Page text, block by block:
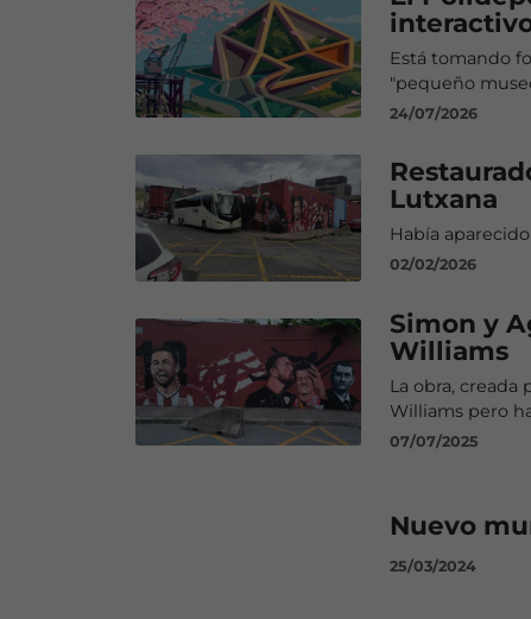
Está tomando
"pequeño
24/07/2026
Lutxana
Había
02/02/2026
Simon y
Williams
La obra, creada
Williams pero
07/07/2025
Nuevo
25/03/2024